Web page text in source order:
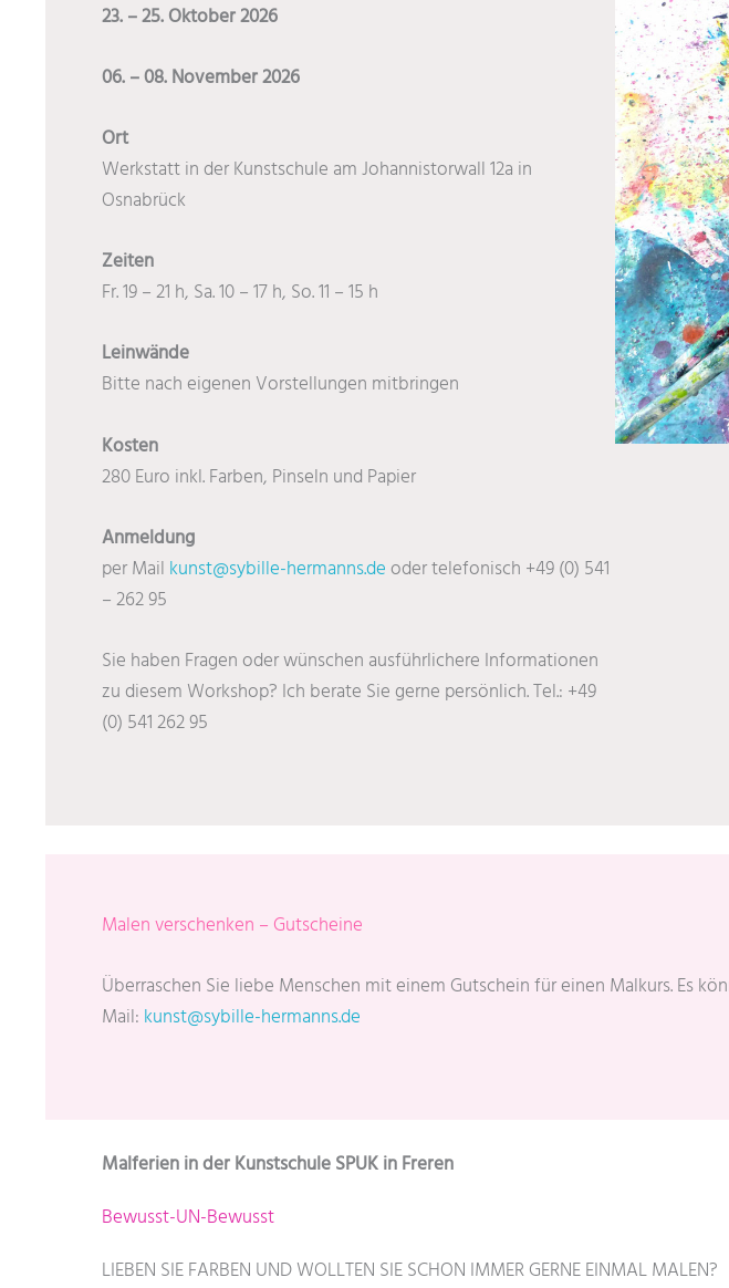
23. – 25. Oktober 2026
06. – 08. November 2026
Ort
Werkstatt in der Kunstschule am Johannistorwall 12a in
Osnabrück
Zeiten
Fr. 19 – 21 h, Sa. 10 – 17 h, So. 11 – 15 h
Leinwände
Bitte nach eigenen Vorstellungen mitbringen
Kosten
280 Euro inkl. Farben, Pinseln und Papier
Anmeldung
per Mail kunst@sybille-hermanns.deoder telefonisch +49 (0) 541
– 262 95
Sie haben Fragen oder wünschen ausführlichere Informationen
zu diesem Workshop? Ich berate Sie gerne persönlich. Tel.: +49
(0) 541 262 95
Malen verschenken – Gutscheine
Überraschen Sie liebe Menschen mit einem Gutschein für einen Malkurs. Es
Mail: kunst@sybille-hermanns.de
Malferien in der Kunstschule SPUK in Freren
Bewusst-UN-Bewusst
LIEBEN SIE FARBEN UND WOLLTEN SIE SCHON IMMER GERNE EINMAL MALEN?